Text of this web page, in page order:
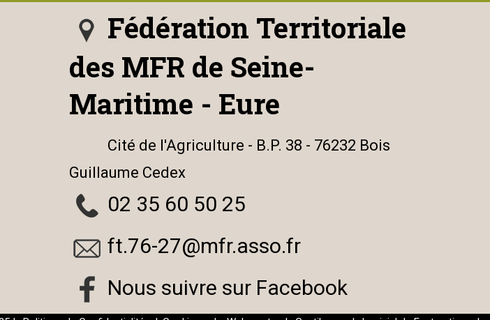
Fédération Territoriale
des MFR de Seine-
Maritime - Eure
Cité de l'Agriculture - B.P. 38 - 76232 Bois
Guillaume Cedex
02 35 60 50 25
ft.76-27@mfr.asso.fr
Nous suivre sur Facebook